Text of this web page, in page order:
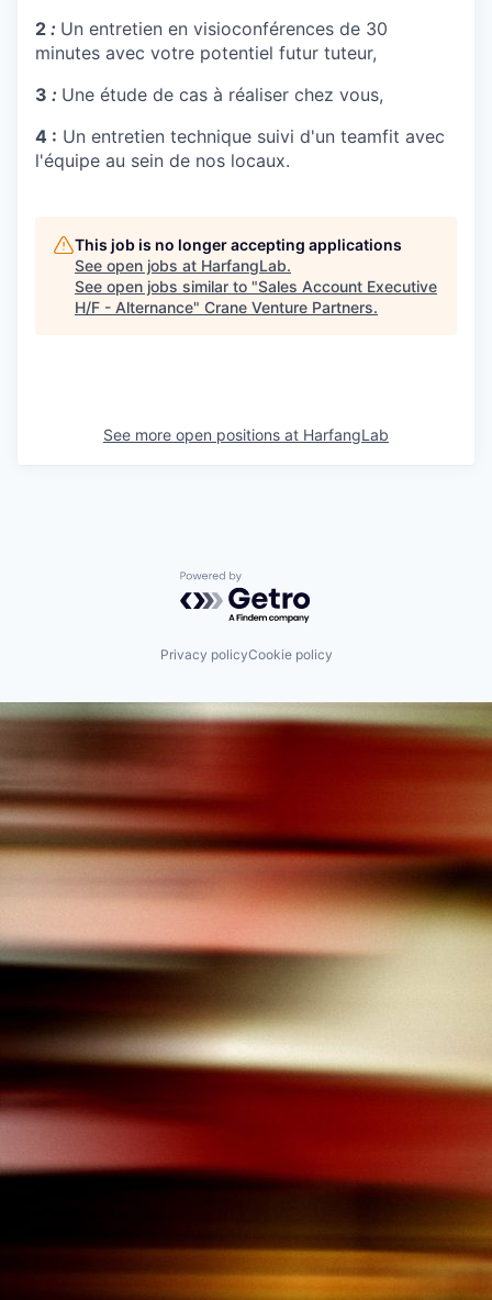
2 : Un entretien en visioconférences de 30
minutes avec votre potentiel futur tuteur,
3 : Une étude de cas à réaliser chez vous,
4 : Un entretien technique suivi d'un teamfit avec
l'équipe au sein de nos locaux.
This job is no longer accepting applications
See open jobs at HarfangLab.
See open jobs similar to "Sales Account Executive
H/F - Alternance" Crane Venture Partners.
See more open positions at HarfangLab
Powered by Getro.com
Privacy policyCookie policy